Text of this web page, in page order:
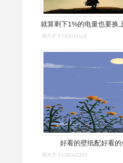
图片尺寸1440x3118
好看的壁纸配好看的
图片尺寸1080x2337